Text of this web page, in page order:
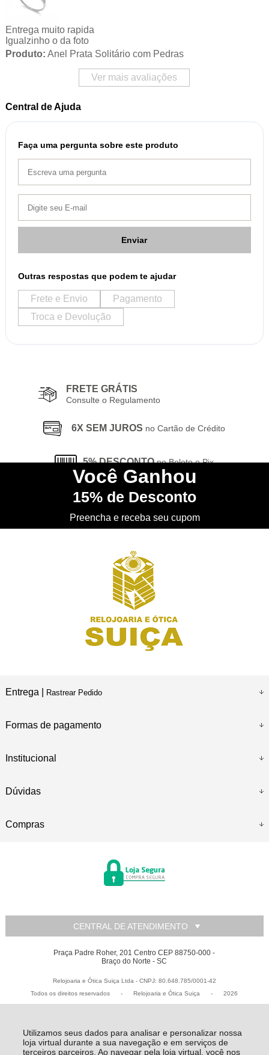
Utilizamos seus dados para analisar e personalizar nossa
loja virtual durante a sua navegação e em serviços de
terceiros parceiros. Ao navegar pela loja virtual, você nos
Entrega muito rapida
Igualzinho o da foto
Produto: Anel Prata Solitário com Pedras
Ver mais avaliações
Central de Ajuda
Faça uma pergunta sobre este produto
Enviar
Outras respostas que podem te ajudar
Frete e Envio
Pagamento
Troca e Devolução
FRETE GRÁTIS
Consulte o Regulamento
6X SEM JUROS no Cartão de Crédito
5% DESCONTO no Boleto e Pix
CONHEÇA nossa Loja Física
Você Ganhou
15% de Desconto
Preencha e receba seu cupom
Entrega | Rastrear Pedido
Formas de pagamento
Institucional
Dúvidas
Compras
CENTRAL DE ATENDIMENTO
Praça Padre Roher, 201 Centro CEP 88750-000 -
Braço do Norte - SC
Relojoaria e Ótica Suiça Ltda - CNPJ: 80.648.785/0001-42
Todos os direitos reservados
- Relojoaria e Ótica Suiça - 2026